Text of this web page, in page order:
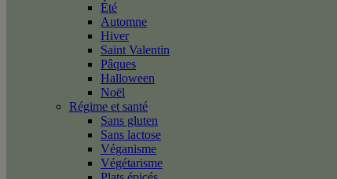
Été
Automne
Hiver
Saint Valentin
Pâques
Halloween
Noël
Régime et santé
Sans gluten
Sans lactose
Véganisme
Végétarisme